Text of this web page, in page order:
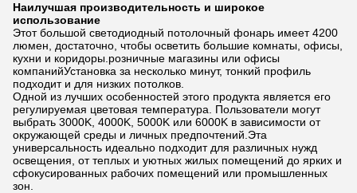
Наилучшая производительность и широкое
использование
Этот большой светодиодный потолочный фонарь имеет 4200
люмен, достаточно, чтобы осветить большие комнаты, офисы,
кухни и коридоры.розничные магазины или офисы
компанийУстановка за несколько минут, тонкий профиль
подходит и для низких потолков.
Одной из лучших особенностей этого продукта является его
регулируемая цветовая температура. Пользователи могут
выбрать 3000K, 4000K, 5000K или 6000K в зависимости от
окружающей среды и личных предпочтений.Эта
универсальность идеально подходит для различных нужд
освещения, от теплых и уютных жилых помещений до ярких и
сфокусированных рабочих помещений или промышленных
зон.